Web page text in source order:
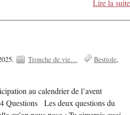
Lire la suite
Tronche de vie…
Bestiole
au calendrier de l’avent
Questions Les deux questions du